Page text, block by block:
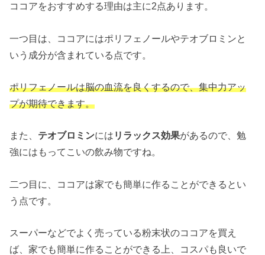
ココアをおすすめする理由は主に2点あります。
一つ目は、ココアにはポリフェノールやテオブロミンと
いう成分が含まれている点です。
ポリフェノールは脳の血流を良くするので、集中力アッ
プが期待できます。
また、 テオブロミンには リラックス効果があるので、勉
強にはもってこいの飲み物ですね。
二つ目に、ココアは家でも簡単に作ることができるとい
う点です。
スーパーなどでよく売っている粉末状のココアを買え
ば、家でも簡単に作ることができる上、コスパも良いで